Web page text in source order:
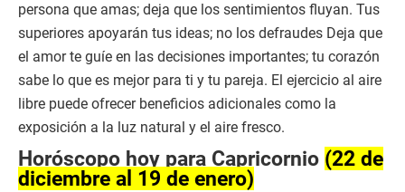
persona que amas; deja que los sentimientos fluyan. Tus
superiores apoyarán tus ideas; no los defraudes Deja que
el amor te guíe en las decisiones importantes; tu corazón
sabe lo que es mejor para ti y tu pareja. El ejercicio al aire
libre puede ofrecer beneficios adicionales como la
exposición a la luz natural y el aire fresco.
Horóscopo hoy para Capricornio (22 de
diciembre al 19 de enero)